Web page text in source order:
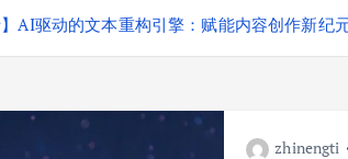
】AI驱动的文本重构引擎：赋能内容创作新纪
zhinengti